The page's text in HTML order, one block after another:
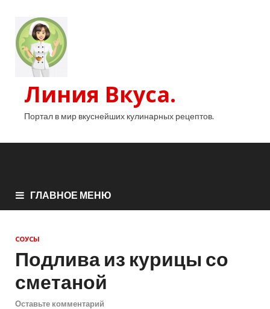
Линия Вкуса.
Портал в мир вкуснейших кулинарных рецептов.
ГЛАВНОЕ МЕНЮ
СОУСЫ
Подлива из курицы со
сметаной
Оставьте комментарий